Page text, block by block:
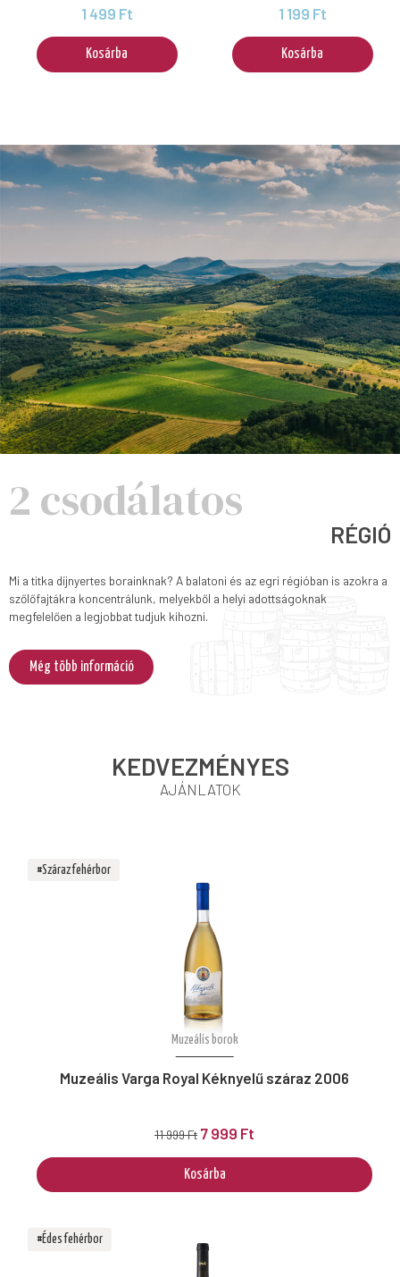
1 499 Ft
Kosárba
1 199 Ft
Kosárba
2 csodálatos
RÉGIÓ
Mi a titka díjnyertes borainknak? A balatoni és az egri régióban is azokra a
szőlőfajtákra koncentrálunk, melyekből a helyi adottságoknak
megfelelően a legjobbat tudjuk kihozni.
Még több információ
KEDVEZMÉNYES
AJÁNLATOK
Muzeális borok
Muzeális Varga Royal Kéknyelű száraz 2006
11 999 Ft 7 999 Ft
Kosárba
#Száraz fehérbor
#Édes fehérbor